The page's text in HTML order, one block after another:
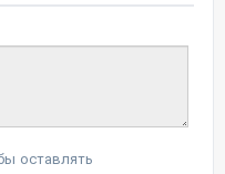
оставлять